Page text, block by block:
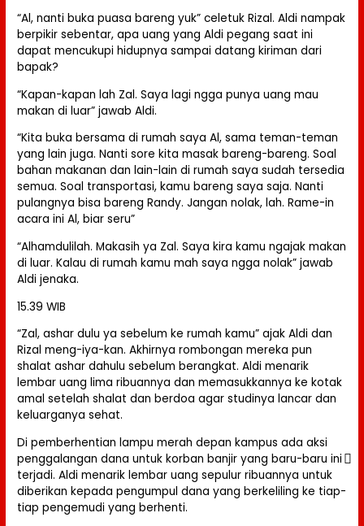
“Al, nanti buka puasa bareng yuk” celetuk Rizal. Aldi nampak
berpikir sebentar, apa uang yang Aldi pegang saat ini
dapat mencukupi hidupnya sampai datang kiriman dari
bapak?
“Kapan-kapan lah Zal. Saya lagi ngga punya uang mau
makan di luar” jawab Aldi.
“Kita buka bersama di rumah saya Al, sama teman-teman
yang lain juga. Nanti sore kita masak bareng-bareng. Soal
bahan makanan dan lain-lain di rumah saya sudah tersedia
semua. Soal transportasi, kamu bareng saya saja. Nanti
pulangnya bisa bareng Randy. Jangan nolak, lah. Rame-in
acara ini Al, biar seru”
“Alhamdulilah. Makasih ya Zal. Saya kira kamu ngajak makan
di luar. Kalau di rumah kamu mah saya ngga nolak” jawab
Aldi jenaka.
15.39 WIB
“Zal, ashar dulu ya sebelum ke rumah kamu” ajak Aldi dan
Rizal meng-iya-kan. Akhirnya rombongan mereka pun
shalat ashar dahulu sebelum berangkat. Aldi menarik
lembar uang lima ribuannya dan memasukkannya ke kotak
amal setelah shalat dan berdoa agar studinya lancar dan
keluarganya sehat.
Di pemberhentian lampu merah depan kampus ada aksi
penggalangan dana untuk korban banjir yang baru-baru ini
terjadi. Aldi menarik lembar uang sepulur ribuannya untuk
diberikan kepada pengumpul dana yang berkeliling ke tiap-
tiap pengemudi yang berhenti.